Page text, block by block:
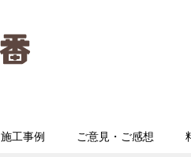
施工事例 ご意見・ご感想